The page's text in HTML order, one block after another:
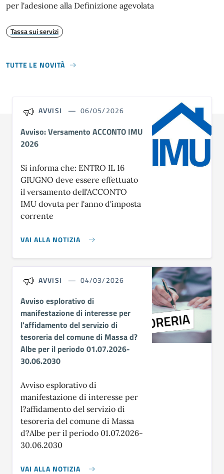
per l'adesione alla Definizione agevolata
Tassa sui servizi
TUTTE LE NOVITÀ
AVVISI 06/05/2026
Avviso: Versamento ACCONTO IMU
2026
Si informa che: ENTRO IL 16
GIUGNO deve essere effettuato
il versamento dell'ACCONTO
IMU dovuta per l'anno d'imposta
corrente
VAI ALLA NOTIZIA
AVVISI 04/03/2026
Avviso esplorativo di
manifestazione di interesse per
l'affidamento del servizio di
tesoreria del comune di Massa d?
Albe per il periodo 01.07.2026-
30.06.2030
Avviso esplorativo di
manifestazione di interesse per
l?affidamento del servizio di
tesoreria del comune di Massa
d?Albe per il periodo 01.07.2026-
30.06.2030
VAI ALLA NOTIZIA